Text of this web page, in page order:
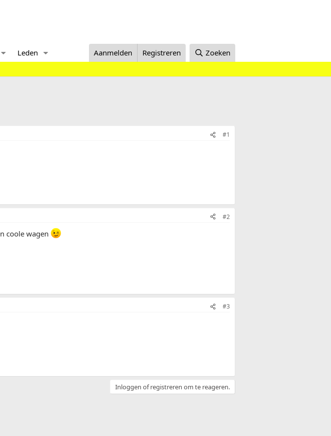
Leden Aanmelden Registreren Zoeken
#1
#2
coole wagen
#3
Inloggen of registreren om te reageren.